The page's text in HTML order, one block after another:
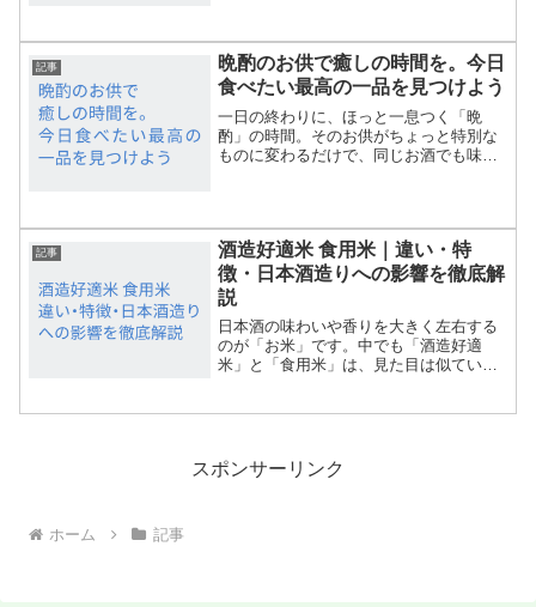
や計算方法、個人差が生ま...
記事
晩酌のお供で癒しの時間を。今日
食べたい最高の一品を見つけよう
一日の終わりに、ほっと一息つく「晩
酌」の時間。そのお供がちょっと特別な
ものに変わるだけで、同じお酒でも味わ
ャンル別・季節別におすすめ...
記事
酒造好適米 食用米｜違い・特
徴・日本酒造りへの影響を徹底解
説
日本酒の味わいや香りを大きく左右する
のが「お米」です。中でも「酒造好適
米」と「食用米」は、見た目は似ていて
スポンサーリンク
ホーム 記事